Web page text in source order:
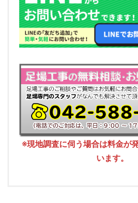
※現地調査に伺う場合は料金が
います。